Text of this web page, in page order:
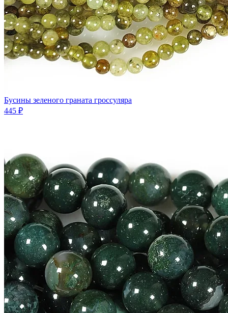
Бусины зеленого граната гроссуляра
445 ₽